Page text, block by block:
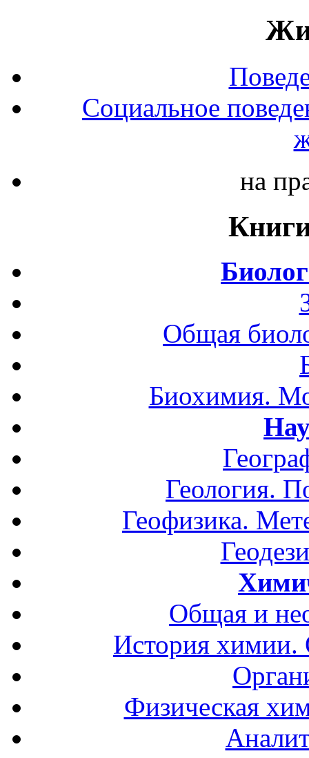
Социальное
на
Общая
Биохимия.
Геология.
Геофизика.
Общая и
История
Физическая